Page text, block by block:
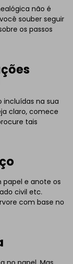
não é
souber seguir
os passos
incluídas na sua
claro, comece
tais
papel e anote os
civil etc.
com base no